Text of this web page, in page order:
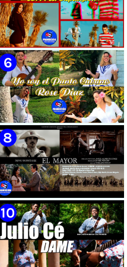
🟡 F-CUBA - ¨Solita¨ -
Videoclip - Director: Asiel
Babastro
🟡 Riger DLC || ¨LCA ( La
Expansión )¨ || Director: Dani
A.R || Música cubana || Videoclip
|| CUBA
🟡 Rose Díaz || ¨Yo soy el Punto
Cubano¨ (Autores: Celina
González y Reutilio
Domínguez) || Director:
Yuliades Mariño Cabello ||
Música popular tradicional
cubana - Punto Cubano -
Punto Guajiro || Videoclip ||
CUBA
🟡 Silvio Rodríguez - ¨El
Mayor¨ 📺 Videoclip - 🎬